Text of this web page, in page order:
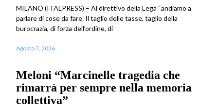
MILANO (ITALPRESS) – Al direttivo della Lega “andiamo a
parlare di cose da fare. Il taglio delle tasse, taglio della
burocrazia, di forza dell’ordine, di
Agosto 7, 2026
Meloni “Marcinelle tragedia che
rimarrà per sempre nella memoria
collettiva”